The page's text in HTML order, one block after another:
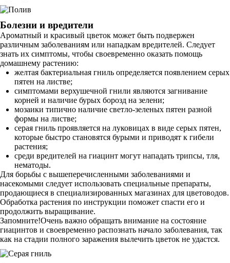
Болезни и вредители
Ароматный и красивый цветок может быть подвержен
различным заболеваниям или нападкам вредителей. Следует
знать их симптомы, чтобы своевременно оказать помощь
домашнему растению:
желтая бактериальная гниль определяется появлением серых
пятен на листве;
симптомами верхушечной гнили являются загнивание
корней и наличие бурых борозд на зелени;
мозаики типично наличие светло-зеленых пятен разной
формы на листве;
серая гниль проявляется на луковицах в виде серых пятен,
которые быстро становятся бурыми и приводят к гибели
растения;
среди вредителей на гиацинт могут нападать трипсы, тля,
нематоды.
Для борьбы с вышеперечисленными заболеваниями и
насекомыми следует использовать специальные препараты,
продающиеся в специализированных магазинах для цветоводов.
Обработка растения по инструкции поможет спасти его и
продолжить выращивание.
Запомните!Очень важно обращать внимание на состояние
гиацинтов и своевременно распознать начало заболевания, так
как на стадии полного заражения вылечить цветок не удастся.